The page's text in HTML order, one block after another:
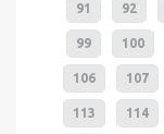
91 92
99 100
106 107
113 114